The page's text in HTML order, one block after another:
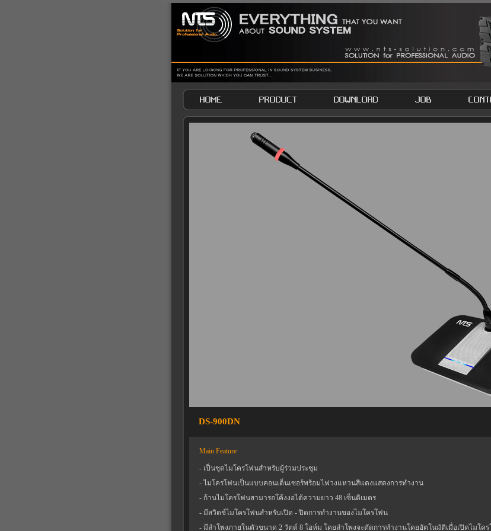
DS-900DN
Main Feature
- เป็นชุดไมโครโฟนสำหรับผู้ร่วมประชุม
- ไมโครโฟนเป็นแบบคอนเด็นเซอร์พร้อมไฟวงแหวนสีแดงแสดงการทำงาน
- ก้านไมโครโฟนสามารถโค้งงอได้ความยาว 48 เซ็นติเมตร
- มีสวิตช์ไมโครโฟนสำหรับเปิด - ปิดการทำงานของไมโครโฟน
- มีลำโพงภายในตัวขนาด 2 วัตต์ 8 โอห์ม โดยลำโพงจะตัดการทำงานโดยอัตโนมัติเมื่อเปิดไมโคร